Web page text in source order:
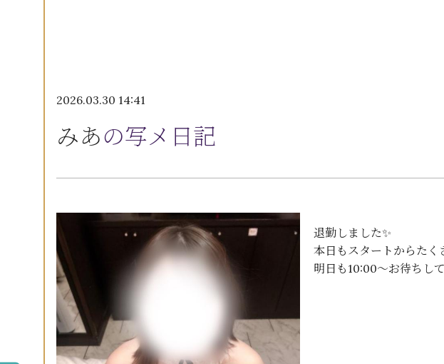
2026.03.30 14:41
みあの写メ日記
退勤しました✨
本日もスタートからた
明日も10:00〜お待ちし